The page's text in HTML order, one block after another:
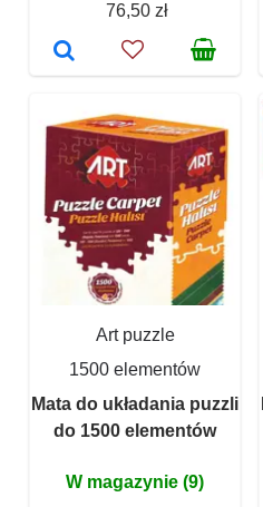
76,50 zł
Art puzzle
1500 elementów
Mata do układania puzzli
do 1500 elementów
W magazynie (9)